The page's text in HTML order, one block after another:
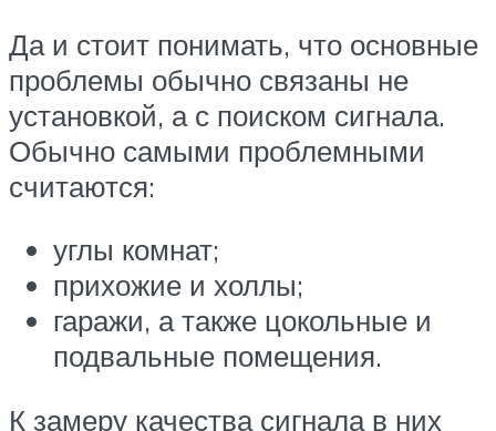
Да и стоит понимать, что основные
проблемы обычно связаны не
установкой, а с поиском сигнала.
Обычно самыми проблемными
считаются:
углы комнат;
прихожие и холлы;
гаражи, а также цокольные и
подвальные помещения.
К замеру качества сигнала в них